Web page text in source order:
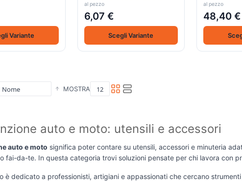
Variante
al pezzo
6,07 €
Scegli Variante
al pezzo
48,40 €
MOSTRA
auto e moto: utensili e accessori
auto e moto significa poter contare su utensili, accessori e minuteria
fai-da-te. In questa categoria trovi soluzioni pensate per chi lavora con
è dedicato a professionisti, artigiani e appassionati che cercano